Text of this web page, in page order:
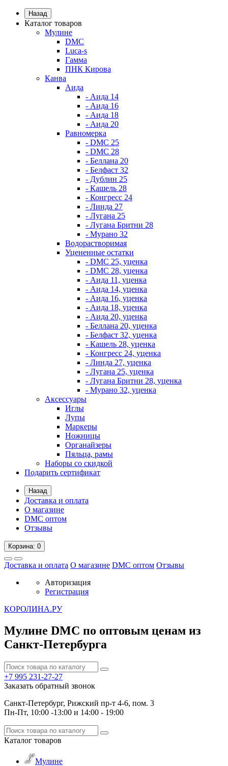
Назад
Каталог товаров
Мулине
DMC
Luca-s
Гамма
ПНК Кирова
Канва
Аида
- Аида 14
- Аида 16
- Аида 18
- Аида 20
Равномерка
- DMC 25
- DMC 28
- Беллана 20
- Белфаст 32
- Дублин 25
- Кашель 28
- Конгресс 24
- Линда 27
- Лугана 25
- Лугана Бритни 28
- Мурано 32
Водорастворимая
Уцененные остатки
- DMC 25, уценка
- DMC 28, уценка
- Аида 11, уценка
- Аида 14, уценка
- Аида 16, уценка
- Аида 18, уценка
- Аида 20, уценка
- Беллана 20, уценка
- Белфаст 32, уценка
- Кашель 28, уценка
- Конгресс 24, уценка
- Линда 27, уценка
- Лугана 25, уценка
- Лугана Бритни 28, уценка
- Мурано 32, уценка
Аксессуары
Иглы
Лупы
Маркеры
Ножницы
Органайзеры
Пяльца, рамы
Наборы со скидкой
Подарить сертификат
Назад
Доставка и оплата
О магазине
DMC оптом
Отзывы
Корзина: 0
Доставка и оплата О магазине DMC оптом Отзывы
Авторизация
Регистрация
КОРОЛИНА.РУ
Мулине DMC по оптовым ценам из
Санкт-Петербурга
+7 995 231-27-27
Заказать обратный звонок
Санкт-Петербург, Рижский пр-т 4-6, пом. 3
Пн-Пт, 10:00 -13:00 и 14:00 - 19:00
Каталог товаров
Мулине